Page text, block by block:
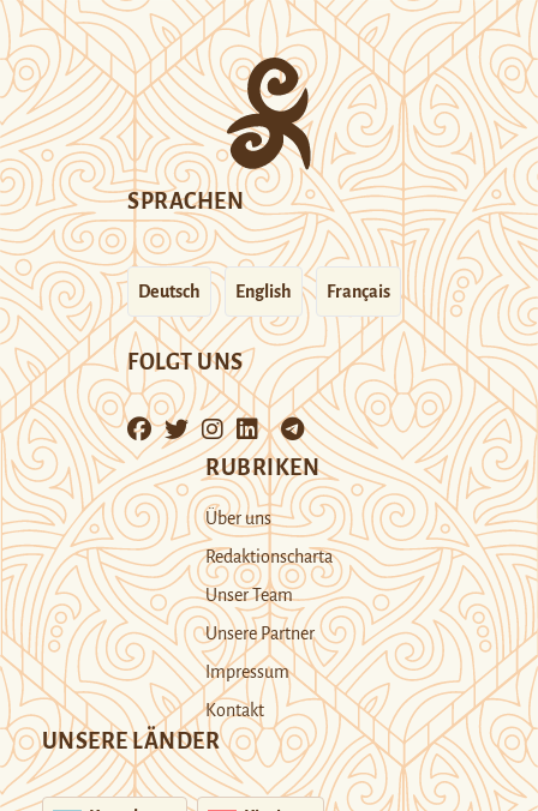
SPRACHEN
Deutsch English Français
FOLGT UNS
RUBRIKEN
Über uns
Redaktionscharta
Unser Team
Unsere Partner
Impressum
Kontakt
UNSERE LÄNDER